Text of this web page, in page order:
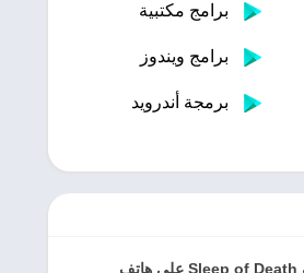
برامج مكتبية
برامج ويندوز
برمجة أندرويد
حل مشكلة Sleep of Death على هاتف